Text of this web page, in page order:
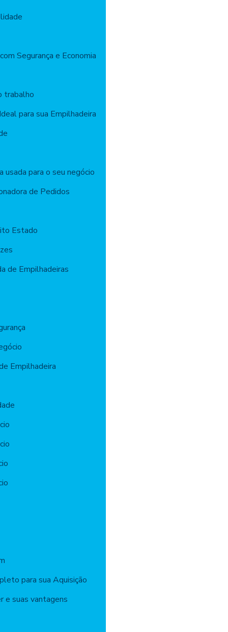
Segurança e Economia
trabalho
para sua Empilhadeira
usada para o seu negócio
de Pedidos
Estado
de Empilhadeiras
Empilhadeira
para sua Aquisição
e suas vantagens